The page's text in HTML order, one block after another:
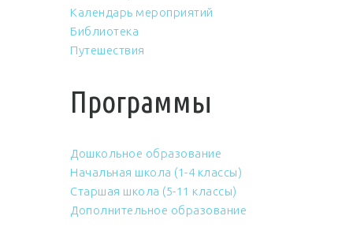
Календарь мероприятий
Библиотека
Путешествия
Программы
Дошкольное образование
Начальная школа (1-4 классы)
Старшая школа (5-11 классы)
Дополнительное образование